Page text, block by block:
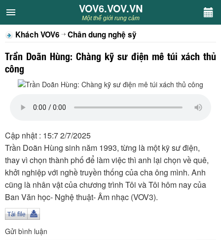
VOV6.VOV.VN
CHUYÊN MỤC
Khách VOV6
Văn học
Sân khấu
Thiếu nhi
Kết nối VOV6
TÌM KIẾM
VOV6.VOV.VN
Một thế giới rung cảm
Khách VOV6 Chân dung nghệ sỹ
Trần Doãn Hùng: Chàng kỹ sư điện mê túi xách thủ
công
Cập nhật : 15:7 2/7/2025
Trần Doãn Hùng sinh năm 1993, từng là một kỹ sư điện,
thay vì chọn thành phố để làm việc thì anh lại chọn về quê,
khởi nghiệp với nghề truyền thống của cha ông mình. Anh
cũng là nhân vật của chương trình Tôi và Tôi hôm nay của
Ban Văn học- Nghệ thuật- Âm nhạc (VOV3).
Gửi bình luận